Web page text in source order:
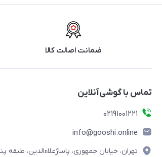
ضمانت اصالت کالا
تماس با گوشی‌آنلاین
۰۲۱91001221
info@gooshi.online
تهران، خیابان جمهوری، پاساژعلاءالدین، طبقه